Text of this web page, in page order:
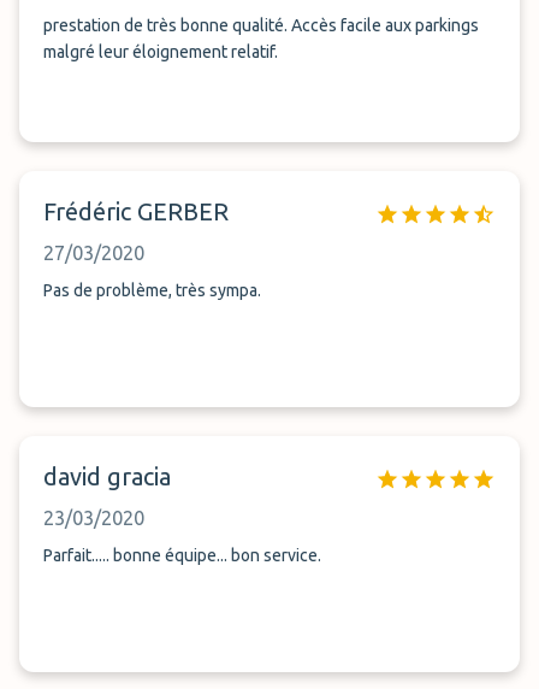
prestation de très bonne qualité. Accès facile aux parkings
malgré leur éloignement relatif.
Frédéric GERBER
27/03/2020
Pas de problème, très sympa.
david gracia
23/03/2020
Parfait..... bonne équipe... bon service.